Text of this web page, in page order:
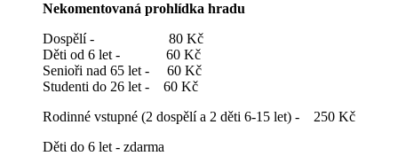
Nekomentovaná prohlídka hradu
Dospělí - 80 Kč
Děti od 6 let - 60 Kč
Senioři nad 65 let - 60 Kč
Studenti do 26 let - 60 Kč
Rodinné vstupné (2 dospělí a 2 děti 6-15 let) - 250 Kč
Děti do 6 let - zdarma